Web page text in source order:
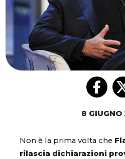
8 GIUGNO
Non è la prima volta che
rilascia dichiarazioni